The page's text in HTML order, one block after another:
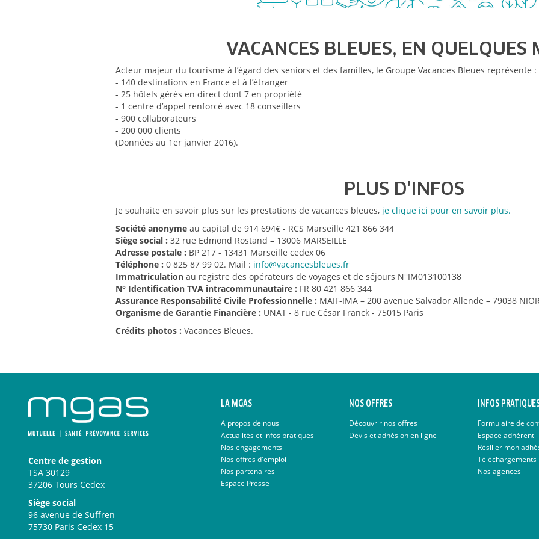
VACANCES BLEUES, EN QUELQUES
Acteur majeur du tourisme à l’égard des seniors et des familles, le Groupe Vacances Bleues représente :
- 140 destinations en France et à l’étranger
- 25 hôtels gérés en direct dont 7 en propriété
- 1 centre d’appel renforcé avec 18 conseillers
- 900 collaborateurs
- 200 000 clients
(Données au 1er janvier 2016).
PLUS D'INFOS
Je souhaite en savoir plus sur les prestations de vacances bleues, je clique ici pour en savoir plus.
Société anonyme au capital de 914 694€ - RCS Marseille 421 866 344
Siège social : 32 rue Edmond Rostand – 13006 MARSEILLE
Adresse postale : BP 217 - 13431 Marseille cedex 06
Téléphone : 0 825 87 99 02. Mail : info@vacancesbleues.fr
Immatriculation au registre des opérateurs de voyages et de séjours N°IM013100138
N° Identification TVA intracommunautaire : FR 80 421 866 344
Assurance Responsabilité Civile Professionnelle : MAIF-IMA – 200 avenue Salvador Allende – 79038
Organisme de Garantie Financière : UNAT - 8 rue César Franck - 75015 Paris
Crédits photos : Vacances Bleues.
Centre de gestion
TSA 30129
37206 Tours Cedex
Siège social
96 avenue de Suffren
75730 Paris Cedex 15
LA MGAS
A propos de nous
Actualités et infos pratiques
Nos engagements
Nos offres d'emploi
Nos partenaires
Espace Presse
NOS OFFRES
Découvrir nos offres
Devis et adhésion en ligne
INFOS
Formulaire de
Espace adhérent
Résilier mon
Téléchargements
Nos agences